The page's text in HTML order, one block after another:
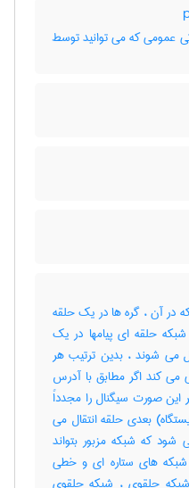
عمومی که می توانید توسط
آن ، گره ها در یک حلقه
حلقه ای پیامها در یک
می شوند ، بدین ترتیب هر
می کند اگر مطابق با آدرس
صورت سیگنال را مجدداً
بعدی حلقه انتقال می
که شبکه مزبور بتواند
های ستاره ای و خطی